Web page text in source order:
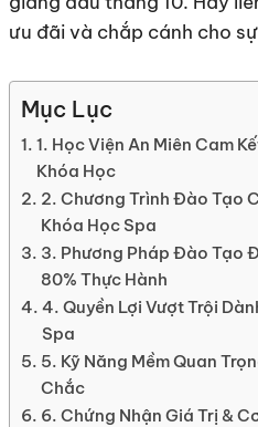
ưu đãi và chắp cánh cho
Mục Lục
1. Học Viện An Miên Cam
Khóa Học
2. Chương Trình Đào Tạo
Khóa Học Spa
3. Phương Pháp Đào Tạo
80% Thực Hành
4. Quyền Lợi Vượt Trội
Spa
5. Kỹ Năng Mềm Quan
Chắc
6. Chứng Nhận Giá Trị &